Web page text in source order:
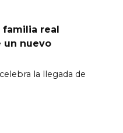
familia real
un nuevo
la llegada de